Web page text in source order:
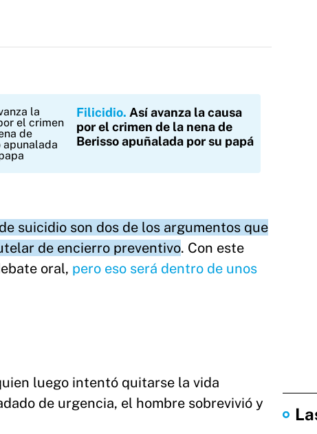
Filicidio Así avanza la causa
por el crimen de la nena de
Berisso apuñalada por su papá
suicidio son dos de los argumentos que
de encierro preventivo. Con este
oral, pero eso será dentro de unos
luego intentó quitarse la vida
de urgencia, el hombre sobrevivió y